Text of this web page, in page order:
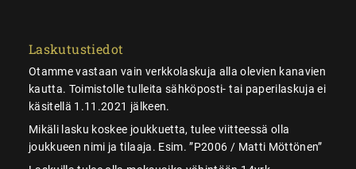
Laskutustiedot
Otamme vastaan vain verkkolaskuja alla olevien kanavien
kautta. Toimistolle tulleita sähköposti- tai paperilaskuja ei
käsitellä 1.11.2021 jälkeen.
Mikäli lasku koskee joukkuetta, tulee viitteessä olla
joukkueen nimi ja tilaaja. Esim. ”P2006 / Matti Möttönen”